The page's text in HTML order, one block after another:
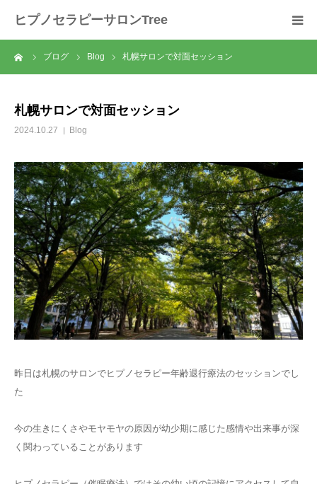
ヒプノセラピーサロンTree
ブログ Blog 札幌サロンで対面セッション
札幌サロンで対面セッション
2024.10.27 Blog
昨日は札幌のサロンでヒプノセラピー年齢退行療法のセッションでし
た
今の生きにくさやモヤモヤの原因が幼少期に感じた感情や出来事が深
く関わっていることがあります
ホーム
セラピーの流れ
メニュー
料金
スクール
ご予約
よくある質問